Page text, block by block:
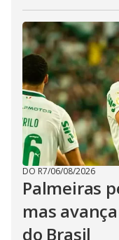
DO R7/06/08/2026
Palmeiras
mas
do Brasil